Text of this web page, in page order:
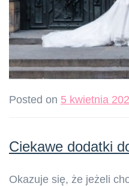
Posted on 5 kwietnia
Ciekawe dodatki
Okazuje się, że jeżeli